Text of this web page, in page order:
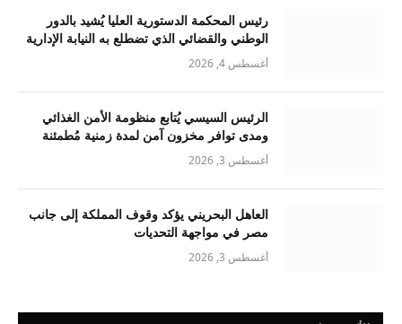
رئيس المحكمة الدستورية العليا يُشيد بالدور
الوطني والقضائي الذي تضطلع به النيابة الإدارية
أغسطس 4, 2026
الرئيس السيسي يُتابع منظومة الأمن الغذائي
ومدى توافر مخزون آمن لمدة زمنية مُطمئنة
أغسطس 3, 2026
العاهل البحريني يؤكد وقوف المملكة إلى جانب
مصر في مواجهة التحديات
أغسطس 3, 2026